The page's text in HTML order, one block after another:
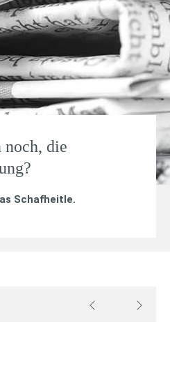
die
Schafheitle.